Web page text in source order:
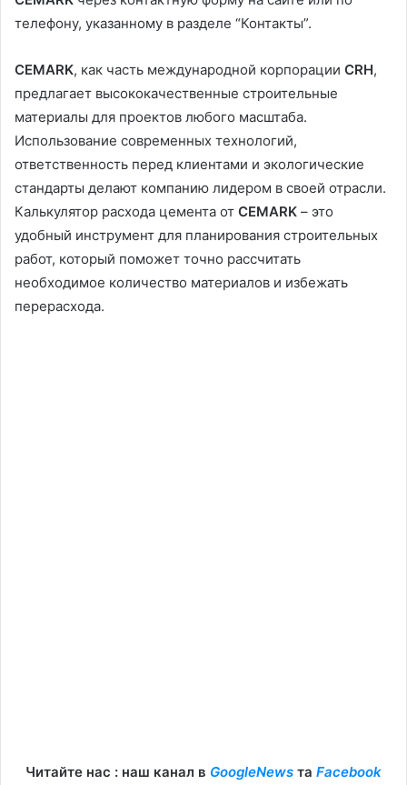
телефону, указанному в разделе “Контакты”.
CEMARK, как часть международной корпорации CRH,
предлагает высококачественные строительные
материалы для проектов любого масштаба.
Использование современных технологий,
ответственность перед клиентами и экологические
стандарты делают компанию лидером в своей отрасли.
Калькулятор расхода цемента от CEMARK – это
удобный инструмент для планирования строительных
работ, который поможет точно рассчитать
необходимое количество материалов и избежать
перерасхода.
Читайте нас : наш канал в GoogleNews та Facebook